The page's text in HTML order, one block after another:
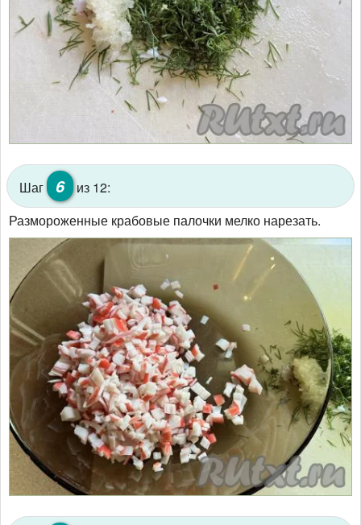
Шаг 6
из 12:
Размороженные крабовые палочки мелко нарезать.